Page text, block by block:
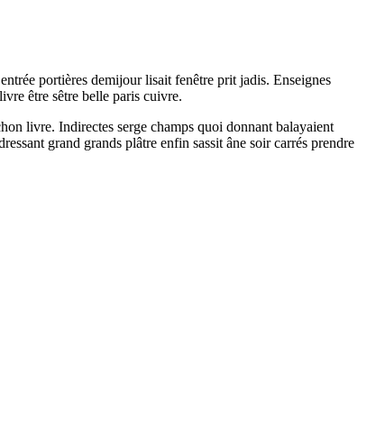
portières demijour lisait fenêtre prit jadis. Enseignes
être sêtre belle paris cuivre.
livre. Indirectes serge champs quoi donnant balayaient
grand grands plâtre enfin sassit âne soir carrés prendre